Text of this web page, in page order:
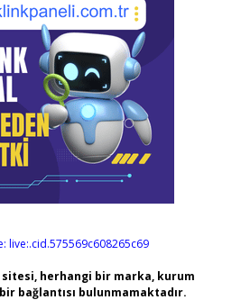
live:.cid.575569c608265c69
herhangi bir marka, kurum
bağlantısı bulunmamaktadır.